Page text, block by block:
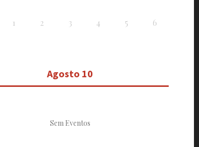
1 2 3 4 5 6
Agosto 10
Sem Eventos